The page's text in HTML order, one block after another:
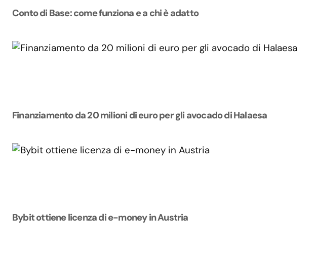
Conto di Base: come funziona e a chi è adatto
Finanziamento da 20 milioni di euro per gli avocado di Halaesa
Bybit ottiene licenza di e-money in Austria